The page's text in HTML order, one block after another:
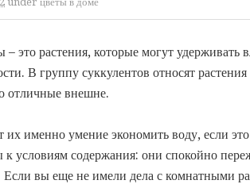
– это растения, которые могут удерживать
В группу суккулентов относят
отличные внешне.
их именно умение экономить воду, если
к условиям содержания: они спокойно
Если вы еще не имели дела с комнатными